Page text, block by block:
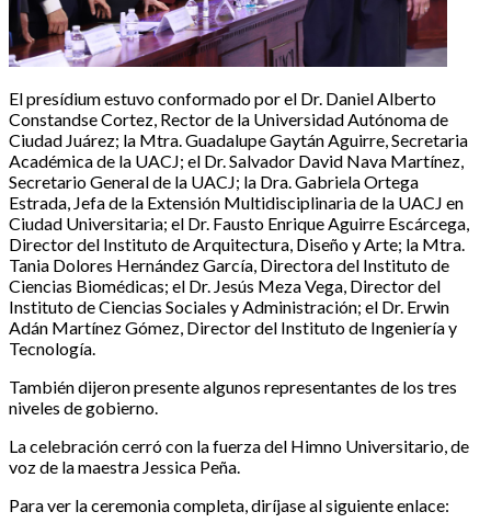
El presídium estuvo conformado por el Dr. Daniel Alberto
Constandse Cortez, Rector de la Universidad Autónoma de
Ciudad Juárez; la Mtra. Guadalupe Gaytán Aguirre, Secretaria
Académica de la UACJ; el Dr. Salvador David Nava Martínez,
Secretario General de la UACJ; la Dra. Gabriela Ortega
Estrada, Jefa de la Extensión Multidisciplinaria de la UACJ en
Ciudad Universitaria; el Dr. Fausto Enrique Aguirre Escárcega,
Director del Instituto de Arquitectura, Diseño y Arte; la Mtra.
Tania Dolores Hernández García, Directora del Instituto de
Ciencias Biomédicas; el Dr. Jesús Meza Vega, Director del
Instituto de Ciencias Sociales y Administración; el Dr. Erwin
Adán Martínez Gómez, Director del Instituto de Ingeniería y
Tecnología.
También dijeron presente algunos representantes de los tres
niveles de gobierno.
La celebración cerró con la fuerza del Himno Universitario, de
voz de la maestra Jessica Peña.
Para ver la ceremonia completa, diríjase al siguiente enlace: